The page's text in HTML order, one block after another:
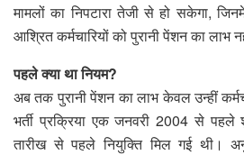
मामलों का निपटारा तेजी से हो सकेगा,
आश्रित कर्मचारियों को पुरानी पेंशन का लाभ
पहले क्या था नियम?
अब तक पुरानी पेंशन का लाभ केवल उन्हीं
भर्ती प्रक्रिया एक जनवरी 2004 से
तारीख से पहले नियुक्ति मिल गई थी।